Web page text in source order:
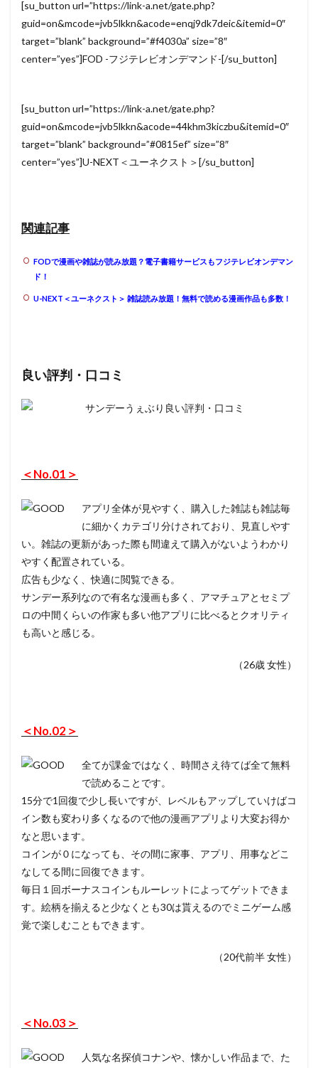
[su_button url=”https://link-a.net/gate.php?
guid=on&mcode=jvb5lkkn&acode=enqj9dk7deic&itemid=0″
target=”blank” background=”#f4030a” size=”8″
center=”yes”]FOD -フジテレビオンデマンド-[/su_button]
[su_button url=”https://link-a.net/gate.php?
guid=on&mcode=jvb5lkkn&acode=44khm3kiczbu&itemid=0″
target=”blank” background=”#0815ef” size=”8″
center=”yes”]U-NEXT＜ユーネクスト＞[/su_button]
関連記事
FODで漫画や雑誌が読み放題？電子書籍サービスもフジテレビオンデマン
ド！
U-NEXT＜ユーネクスト＞ 雑誌読み放題！無料で読める漫画作品も多数！
良い評判・口コミ
＜No.01＞
アプリ全体が見やすく、購入した雑誌も雑誌毎
に細かくカテゴリ分けされており、見直しやす
い。雑誌の更新があった際も間違えて購入がないようわかり
やすく配置されている。
広告も少なく、快適に閲覧できる。
サンデー系列なので有名な漫画も多く、アマチュアとセミプ
ロの中間くらいの作家も多い他アプリに比べるとクオリティ
も高いと感じる。
（26歳 女性）
＜No.02＞
全てが課金ではなく、時間さえ待てば全て無料
で読めることです。
15分で1回復で少し長いですが、レベルもアップしていけばコ
イン数も変わり多くなるので他の漫画アプリより大変お得か
なと思います。
コインが０になっても、その間に家事、アプリ、用事などこ
なしてる間に回復できます。
毎日１回ボーナスコインもルーレットによってゲットできま
す。絵柄を揃えると少なくとも30は貰えるのでミニゲーム感
覚で楽しむこともできます。
（20代前半 女性）
＜No.03＞
人気な名探偵コナンや、懐かしい作品まで、た